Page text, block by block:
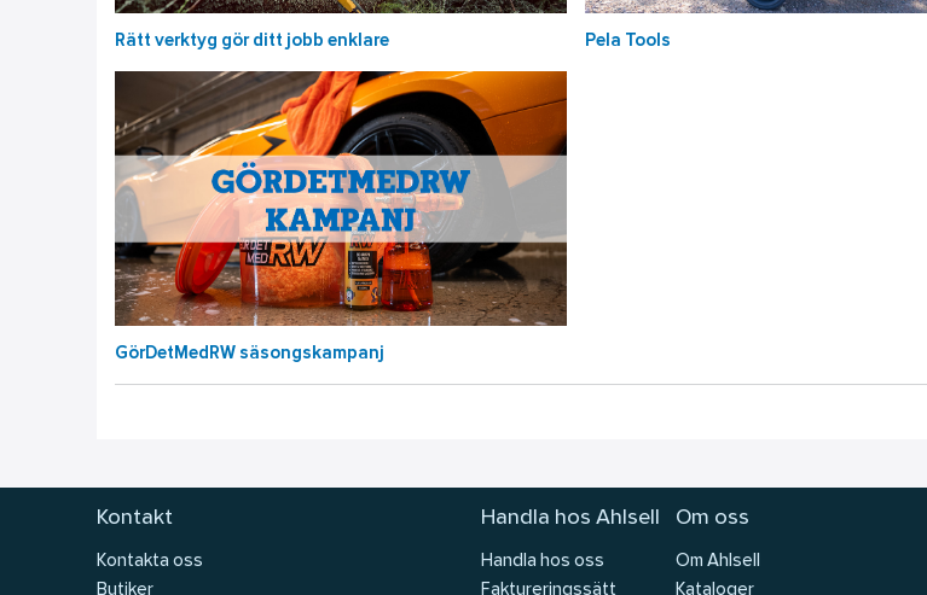
Rätt verktyg gör ditt jobb enklare Pela Tools
GörDetMedRW säsongskampanj
Kontakt
Kontakta oss
Butiker
Handla hos Ahlsell
Handla hos oss
Faktureringssätt
Om oss
Om Ahlsell
Kataloger